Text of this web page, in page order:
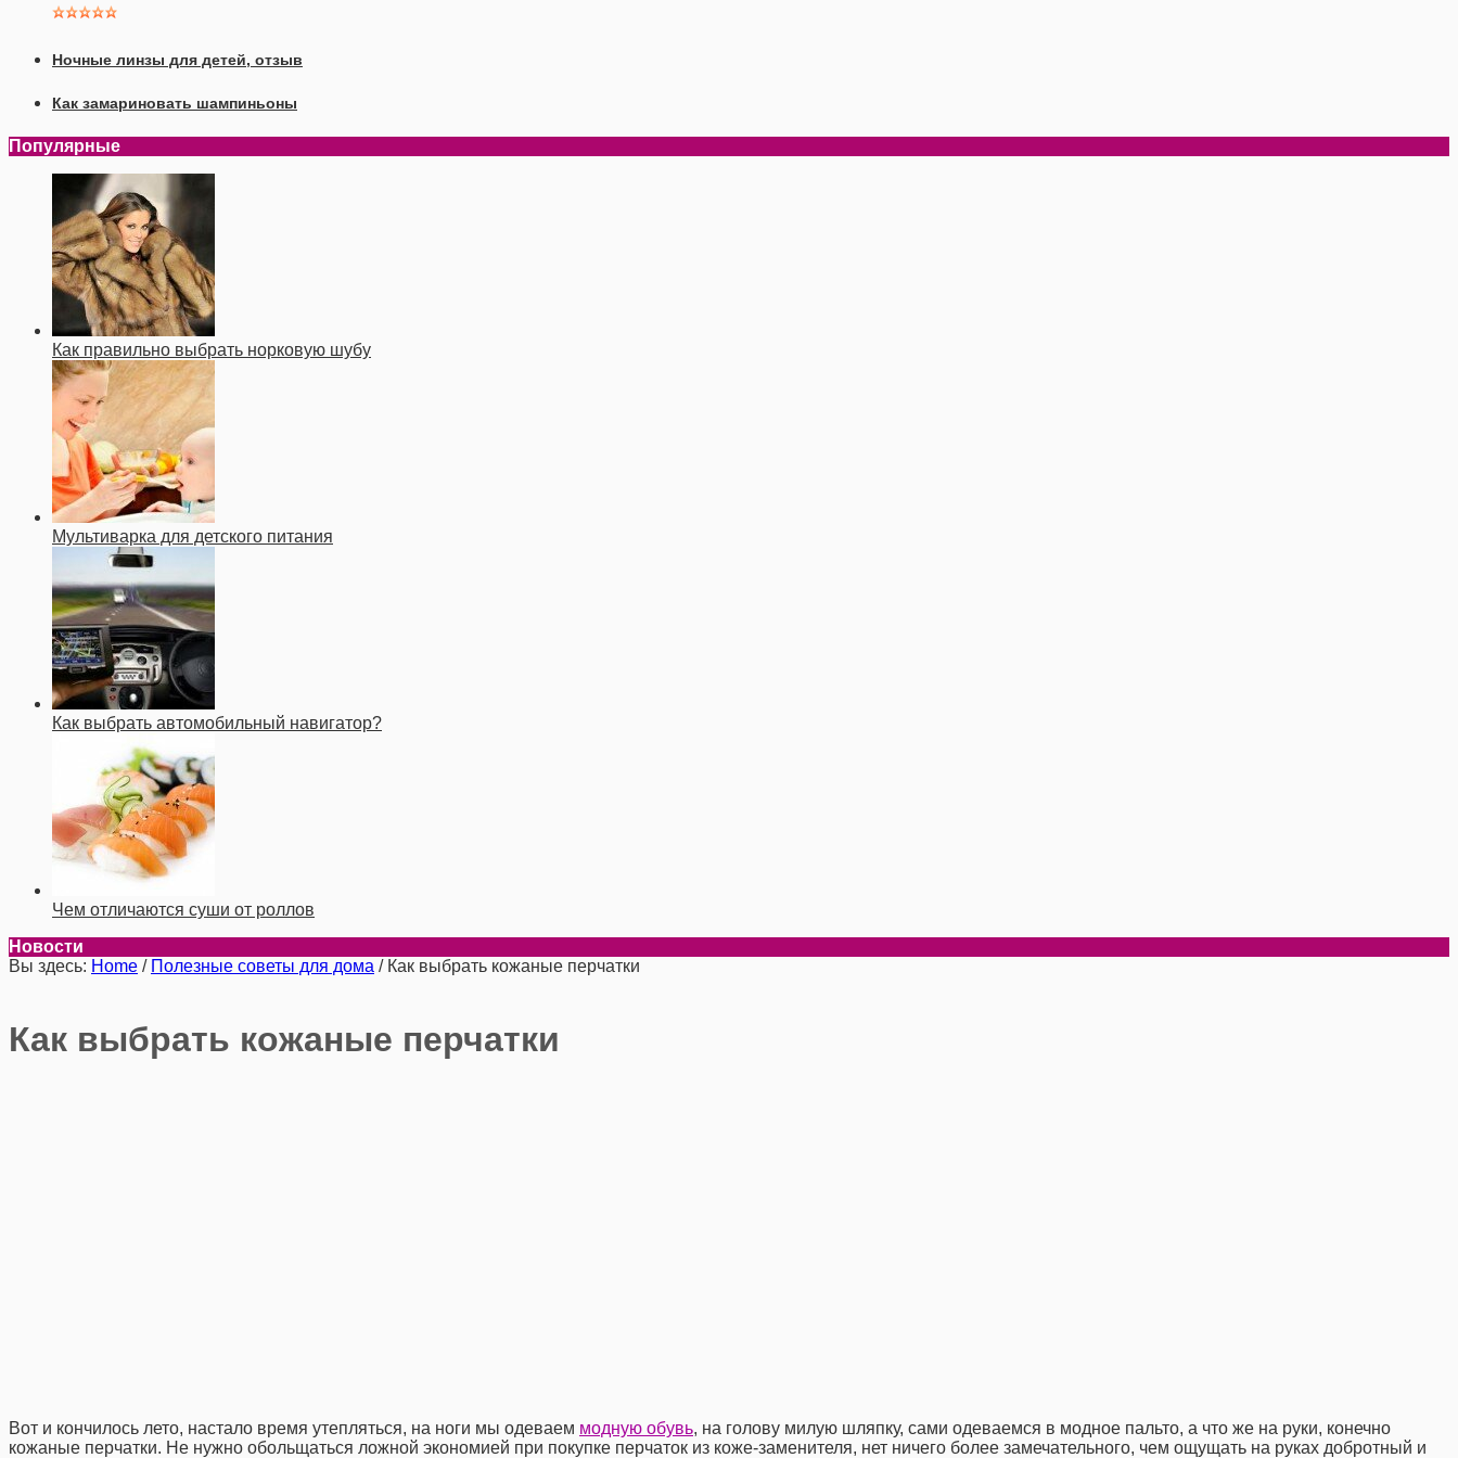
Ночные линзы для детей, отзыв
Как замариновать шампиньоны
Популярные
Как правильно выбрать норковую шубу
Мультиварка для детского питания
Как выбрать автомобильный навигатор?
Чем отличаются суши от роллов
Новости
Вы здесь: Home / Полезные советы для дома / Как выбрать кожаные перчатки
Как выбрать кожаные перчатки
Вот и кончилось лето, настало время утепляться, на ноги мы одеваем модную обувь, на голову милую шляпку, сами одеваемся в модное пальто, а что же на руки, конечно
кожаные перчатки. Не нужно обольщаться ложной экономией при покупке перчаток из коже-заменителя, нет ничего более замечательного, чем ощущать на руках добротный и